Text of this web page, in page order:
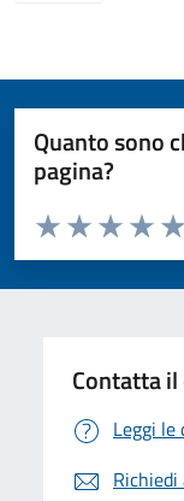
Quanto sono
pagina?
Valuta da 1 a 5 stelle
Valuta 3
Valuta 2
Valuta 1 stelle su
Contatta
Leggi